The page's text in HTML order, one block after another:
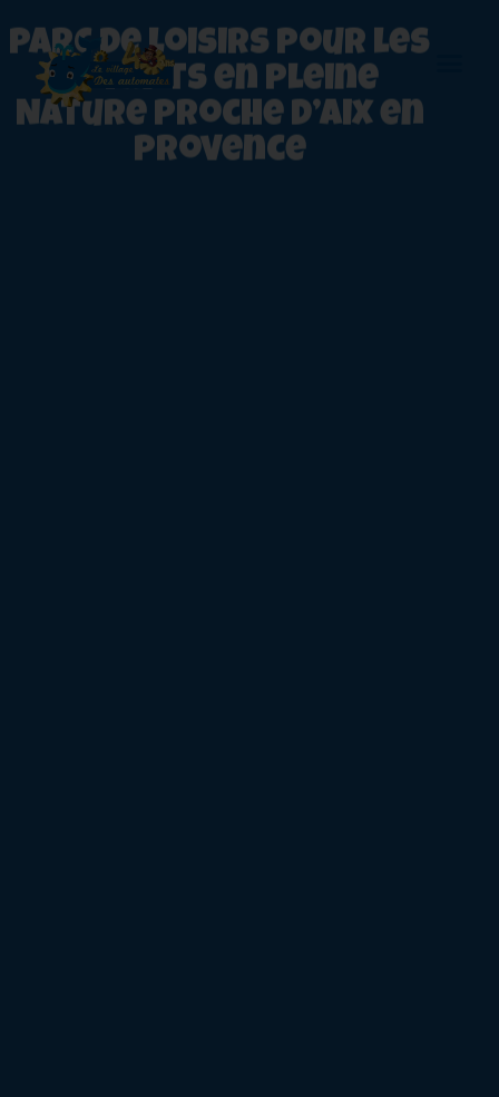
Parc de loisirs pour les
enfants en pleine
Nature proche d’Aix en
Provence